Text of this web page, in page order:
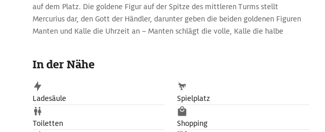
auf dem Platz. Die goldene Figur auf der Spitze des mittleren Turms stellt
Mercurius dar, den Gott der Händler, darunter geben die beiden goldenen Figuren
Manten und Kalle die Uhrzeit an – Manten schlägt die volle, Kalle die halbe
In der Nähe
Ladesäule Spielplatz
Toiletten Shopping